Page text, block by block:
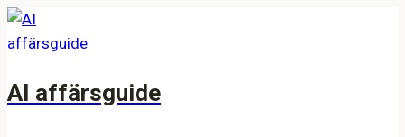
Skip
to
AI affärsguide